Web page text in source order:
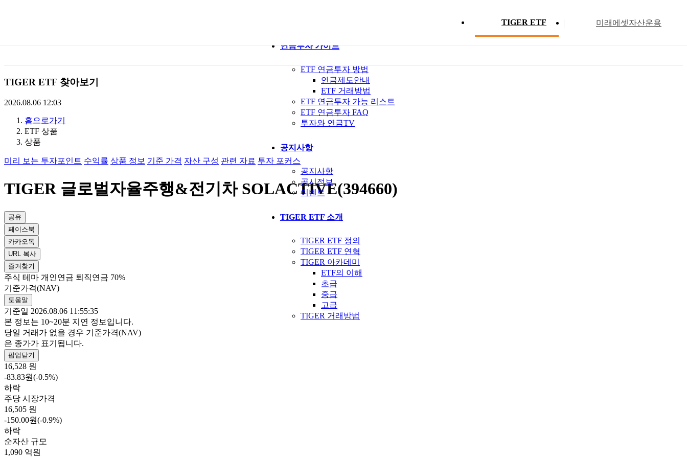
TIGER ETF 미래에셋자산운용
에
셋
TIGERETF
연금투자 가이드
ETF 연금투자 방법
연금제도안내
ETF 거래방법
ETF 연금투자 가능 리스트
ETF 연금투자 FAQ
투자와 연금TV
공지사항
공지사항
공시정보
이벤트
TIGER ETF 소개
TIGER ETF 정의
TIGER ETF 연혁
TIGER 아카데미
ETF의 이해
초급
중급
고급
TIGER 거래방법
ETF 분배금 현황
TIGER ETF 찾아보기
2026.08.06 12:03
홈으로가기
ETF 상품
상품
미리 보는 투자포인트 수익률 상품 정보 기준 가격 자산 구성 관련 자료 투자 포커스
TIGER 글로벌자율주행&전기차 SOLACTIVE(394660)
공유
페이스북
카카오톡
URL 복사
즐겨찾기
주식 테마 개인연금 퇴직연금 70%
기준가격(NAV)
도움말
기준일 2026.08.06 11:55:35
본 정보는 10~20분 지연 정보입니다.
당일 거래가 없을 경우 기준가격(NAV)
은 종가가 표기됩니다.
팝업닫기
16,528 원
-83.83원(-0.5%)
하락
주당 시장가격
16,505 원
-150.00원(-0.9%)
하락
순자산 규모
1,090 억원